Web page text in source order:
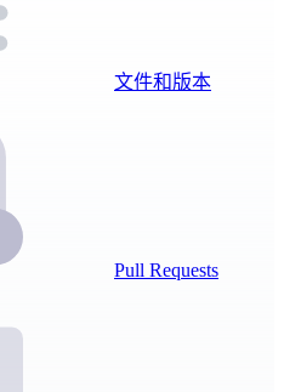
文件和版本
Pull Requests